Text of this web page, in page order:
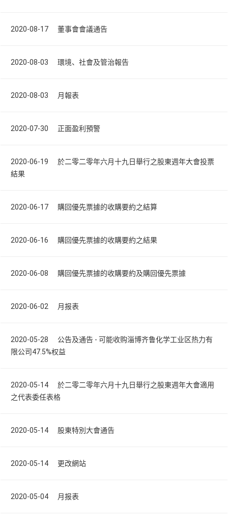
2020-08-17 董事會會議通告
2020-08-03 環境、社會及管治報告
2020-08-03 月報表
2020-07-30 正面盈利預警
2020-06-19 於二零二零年六月十九日舉行之股東週年大會投票
結果
2020-06-17 購回優先票據的收購要約之結算
2020-06-16 購回優先票據的收購要約之結果
2020-06-08 購回優先票據的收購要約及購回優先票據
2020-06-02 月报表
2020-05-28 公告及通告 - 可能收购淄博齐鲁化学工业区热力有
限公司47.5%权益
2020-05-14 於二零二零年六月十九日舉行之股東週年大會適用
之代表委任表格
2020-05-14 股東特別大會通告
2020-05-14 更改網站
2020-05-04 月报表